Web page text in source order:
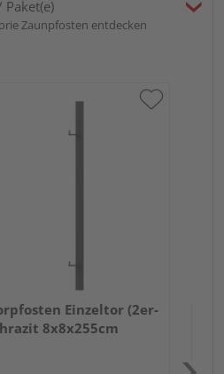
Zaunpfosten entdecken
Einzeltor (2er-
8x8x255cm